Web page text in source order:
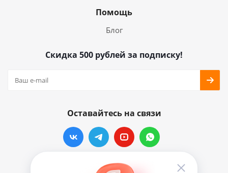
Помощь
Блог
Скидка 500 рублей за подписку!
Оставайтесь на связи
Наши контакты